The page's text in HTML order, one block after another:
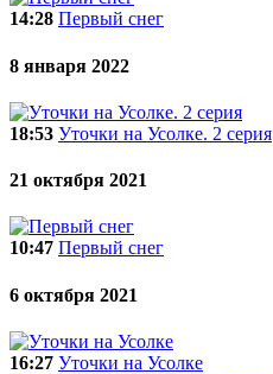
14:28 Первый снег
8 января 2022
18:53 Уточки на Усолке. 2 серия
21 октября 2021
10:47 Первый снег
6 октября 2021
16:27 Уточки на Усолке